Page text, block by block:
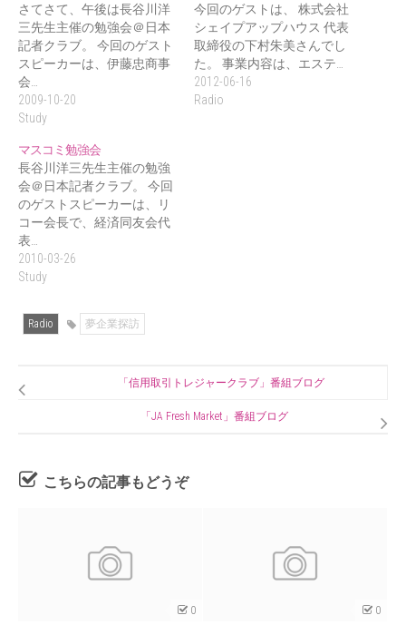
さてさて、午後は長谷川洋
三先生主催の勉強会＠日本
記者クラブ。 今回のゲスト
スピーカーは、伊藤忠商事
会…
2009-10-20
Study
今回のゲストは、 株式会社
シェイプアップハウス 代表
取締役の下村朱美さんでし
た。 事業内容は、エステ…
2012-06-16
Radio
マスコミ勉強会
長谷川洋三先生主催の勉強
会＠日本記者クラブ。 今回
のゲストスピーカーは、リ
コー会長で、経済同友会代
表…
2010-03-26
Study
Radio 夢企業探訪
「信用取引トレジャークラブ」番組ブログ
「JA Fresh Market」番組ブログ
こちらの記事もどうぞ
0 0